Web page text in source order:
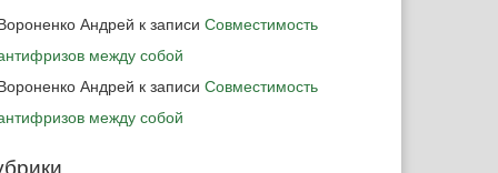
Андрей к записи Совместимость
между собой
Андрей к записи Совместимость
между собой